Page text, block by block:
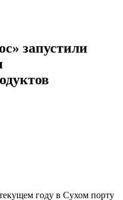
запустили
году в Сухом порту